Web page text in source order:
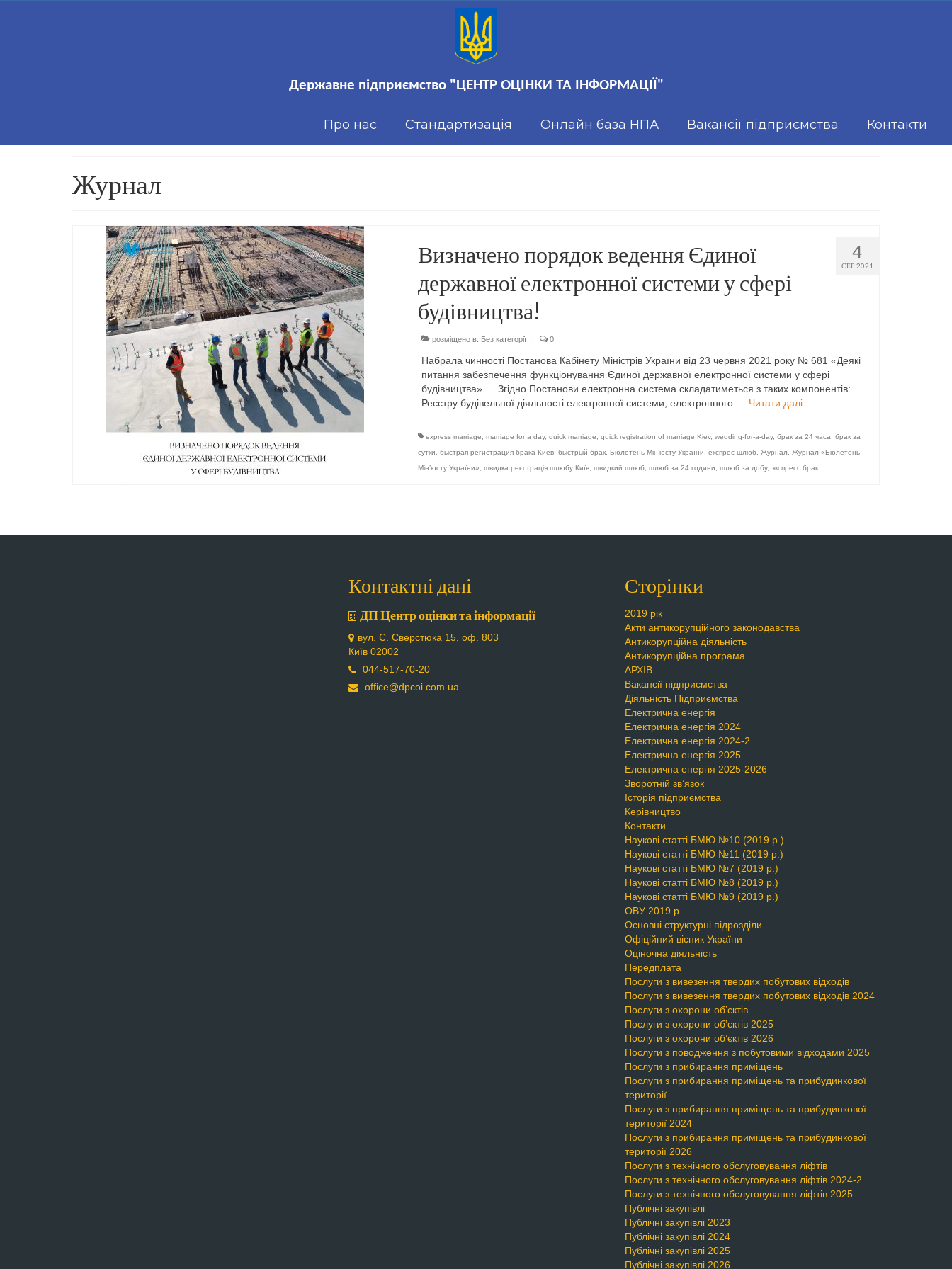
Державне підприємство "ЦЕНТР ОЦІНКИ ТА ІНФОРМАЦІЇ"
Про нас Стандартизація Онлайн база НПА Вакансії підприємства Контакти
Журнал
4
СЕР 2021
Визначено порядок ведення Єдиної
державної електронної системи у сфері
будівництва!
розміщено в: Без категорії | 0
Набрала чинності Постанова Кабінету Міністрів України від 23 червня 2021 року № 681 «Деякі
питання забезпечення функціонування Єдиної державної електронної системи у сфері
будівництва». ⠀ Згідно Постанови електронна система складатиметься з таких компонентів: ⠀
Реєстру будівельної діяльності електронної системи; електронного … Читати далі
express marriage marriage for a day, quick marriage quick registration of marriage Kiev, wedding-for-a-day, брак за 24 часа
брак за
сутки
быстрая регистрация брака Киев, быстрый брак, Бюлетень Мін’юсту України експрес шлюб, Журнал
Журнал «Бюлетень
Мін’юсту України»
швидка реєстрація шлюбу Київ, швидкий шлюб, шлюб за 24 години шлюб за добу, экспресс брак
Контактні дані
ДП Центр оцінки та інформації
вул. Є. Сверстюка 15, оф. 803
Київ 02002
044-517-70-20
office@dpcoi.com.ua
Сторінки
2019 рік
Акти антикорупційного законодавства
Антикорупційна діяльність
Антикорупційна програма
АРХІВ
Вакансії підприємства
Діяльність Підприємства
Електрична енергія
Електрична енергія 2024
Електрична енергія 2024-2
Електрична енергія 2025
Електрична енергія 2025-2026
Зворотній зв’язок
Історія підприємства
Керівництво
Контакти
Наукові статті БМЮ №10 (2019 р.)
Наукові статті БМЮ №11 (2019 р.)
Наукові статті БМЮ №7 (2019 р.)
Наукові статті БМЮ №8 (2019 р.)
Наукові статті БМЮ №9 (2019 р.)
ОВУ 2019 р.
Основні структурні підрозділи
Офіційний вісник України
Оціночна діяльність
Передплата
Послуги з вивезення твердих побутових відходів
Послуги з вивезення твердих побутових відходів 2024
Послуги з охорони об’єктів
Послуги з охорони об’єктів 2025
Послуги з охорони об’єктів 2026
Послуги з поводження з побутовими відходами 2025
Послуги з прибирання приміщень
Послуги з прибирання приміщень та прибудинкової
території
Послуги з прибирання приміщень та прибудинкової
території 2024
Послуги з прибирання приміщень та прибудинкової
території 2026
Послуги з технічного обслуговування ліфтів
Послуги з технічного обслуговування ліфтів 2024-2
Послуги з технічного обслуговування ліфтів 2025
Публічні закупівлі
Публічні закупівлі 2023
Публічні закупівлі 2024
Публічні закупівлі 2025
Публічні закупівлі 2026